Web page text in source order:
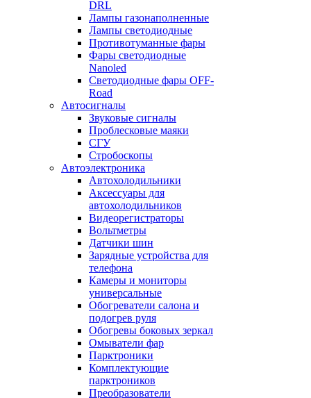
DRL
Лампы газонаполненные
Лампы светодиодные
Противотуманные фары
Фары светодиодные
Nanoled
Светодиодные фары OFF-
Road
Автосигналы
Звуковые сигналы
Проблесковые маяки
СГУ
Стробоскопы
Автоэлектроника
Автохолодильники
Аксессуары для
автохолодильников
Видеорегистраторы
Вольтметры
Датчики шин
Зарядные устройства для
телефона
Камеры и мониторы
универсальные
Обогреватели салона и
подогрев руля
Обогревы боковых зеркал
Омыватели фар
Парктроники
Комплектующие
парктроников
Преобразователи